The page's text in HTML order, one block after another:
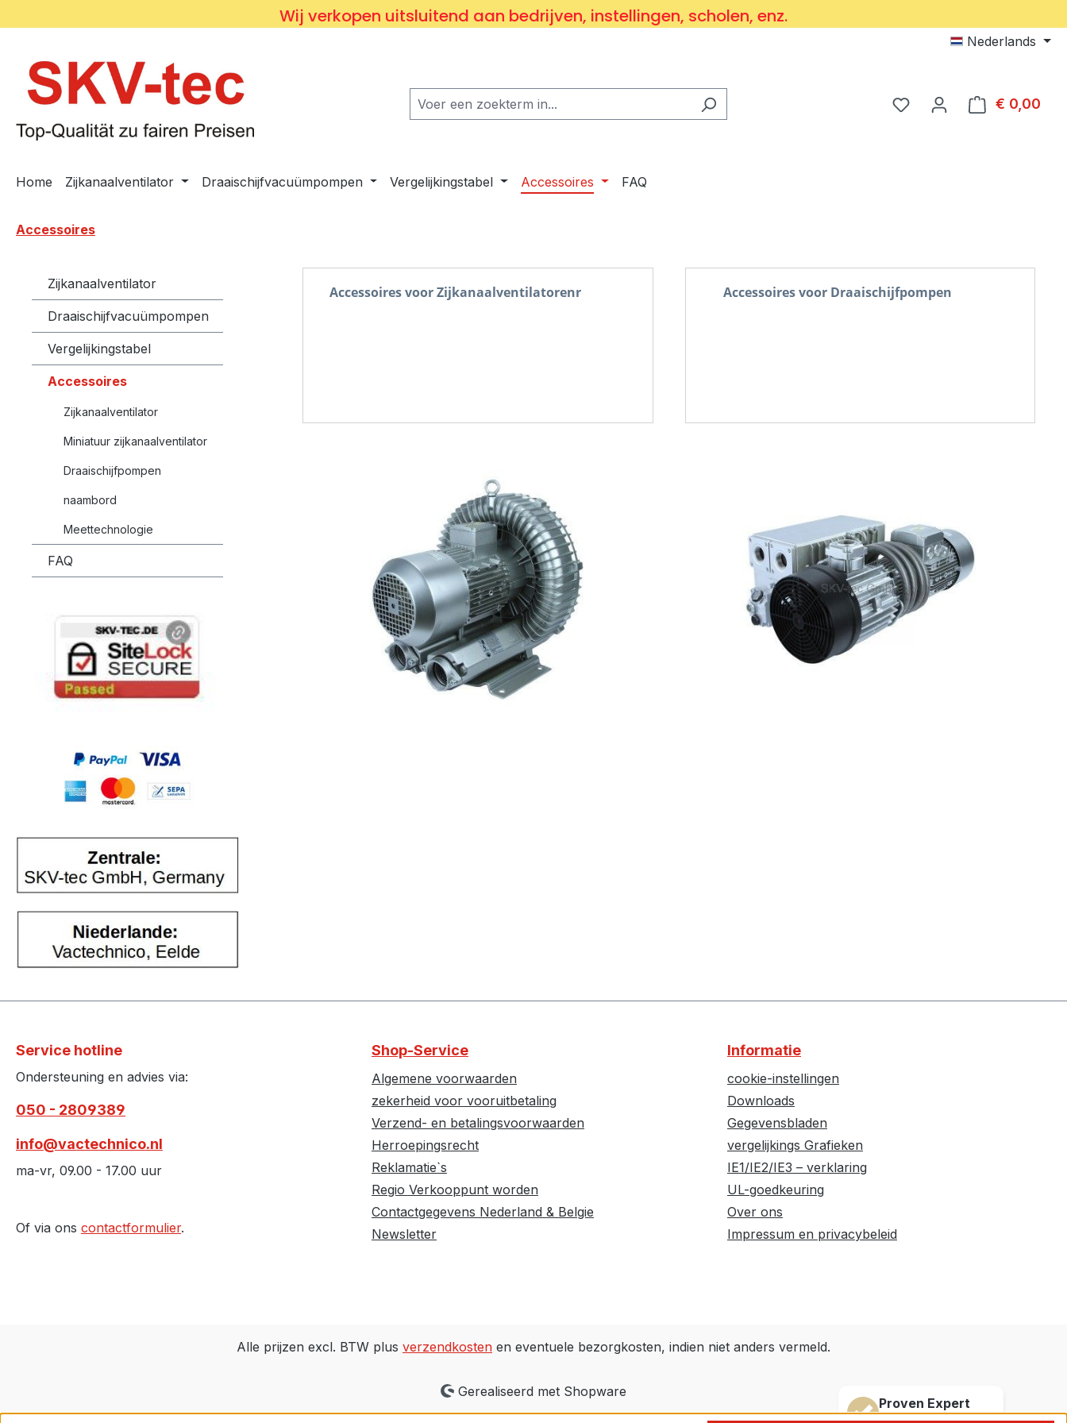
Wij verkopen uitsluitend aan bedrijven, instellingen, scholen, enz.
Nederlands
Je hebt 0 items op je
€ 0,00
Home Zijkanaalventilator Draaischijfvacuümpompen Vergelijkingstabel Accessoires FAQ
Accessoires
Zijkanaalventilator
Draaischijfvacuümpompen
Vergelijkingstabel
Accessoires
Zijkanaalventilator
Miniatuur zijkanaalventilator
Draaischijfpompen
naambord
Meettechnologie
FAQ
Accessoires voor Zijkanaalventilatorenr Accessoires voor Draaischijfpompen
Service hotline
Ondersteuning en advies via:
050 - 2809389
info@vactechnico.nl
ma-vr, 09.00 - 17.00 uur
Of via ons contactformulier.
Shop-Service
Algemene voorwaarden
zekerheid voor vooruitbetaling
Verzend- en betalingsvoorwaarden
Herroepingsrecht
Reklamatie`s
Regio Verkooppunt worden
Contactgegevens Nederland & Belgie
Newsletter
Informatie
cookie-instellingen
Downloads
Gegevensbladen
vergelijkings Grafieken
IE1/IE2/IE3 – verklaring
UL-goedkeuring
Over ons
Impressum en privacybeleid
Alle prijzen excl. BTW plus verzendkosten en eventuele bezorgkosten, indien niet anders vermeld.
Proven Expert
Gerealiseerd met Shopware